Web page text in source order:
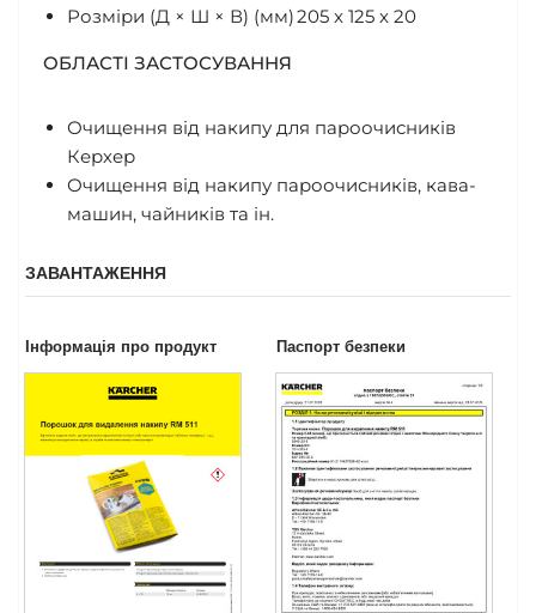
Розміри (Д × Ш × В) (мм)205 x 125 x 20
ОБЛАСТІ ЗАСТОСУВАННЯ
Очищення від накипу для пароочисників
Керхер
Очищення від накипу пароочисників, кава-
машин, чайників та ін.
ЗАВАНТАЖЕННЯ
Інформація про продукт Паспорт безпеки